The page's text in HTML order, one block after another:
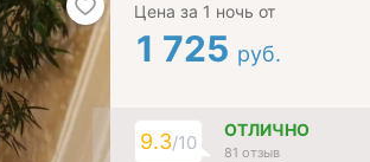
Цена за 1 ночь от
1 725 руб.
9.3/10
ОТЛИЧНО
81 отзыв